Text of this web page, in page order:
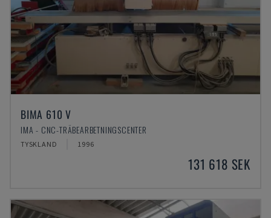
BIMA 610 V
IMA - CNC-TRÄBEARBETNINGSCENTER
TYSKLAND 1996
131 618 SEK